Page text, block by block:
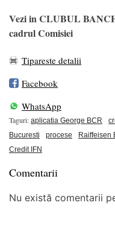
Vezi in CLUBUL
cadrul Comisiei
Tipareste detalii
Facebook
WhatsApp
Taguri: aplicatia George BCR
Bucuresti
procese Raiffeisen
Credit IFN
Comentarii
Nu există comentarii